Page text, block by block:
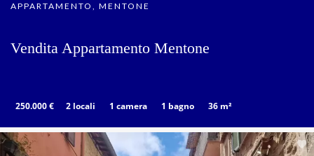
APPARTAMENTO, MENTONE
Vendita Appartamento Mentone
250.000 € 2 locali 1 camera 1 bagno 36 m²